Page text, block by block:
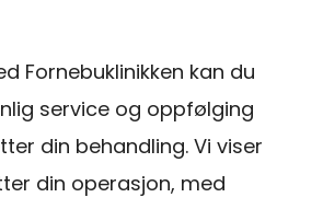
Fornebuklinikken kan du
service og oppfølging
din behandling. Vi viser
din operasjon, med